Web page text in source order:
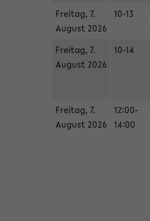
Freitag, 7.
August 2026
10-13
Freitag, 7.
August 2026
10-14
Freitag, 7.
August 2026
12:00-
14:00